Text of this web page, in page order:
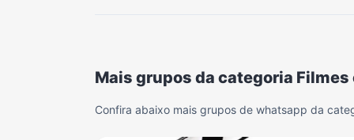
Mais grupos da categoria Filmes
Confira abaixo mais grupos de whatsapp da